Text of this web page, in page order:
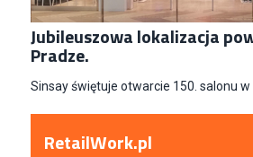
Jubileuszowa lokalizacja
Pradze.
Sinsay świętuje otwarcie 150. salonu w
RetailWork.pl